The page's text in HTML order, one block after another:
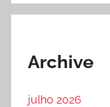
Archive
julho 2026